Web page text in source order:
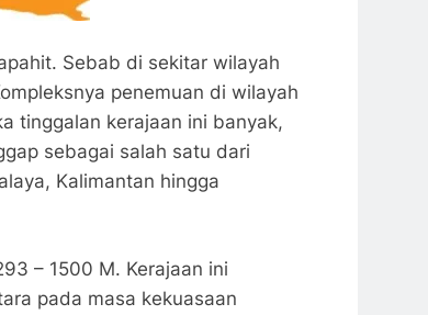
Sebab di sekitar wilayah
penemuan di wilayah
tinggalan kerajaan ini banyak,
sebagai salah satu dari
Kalimantan hingga
– 1500 M. Kerajaan ini
pada masa kekuasaan